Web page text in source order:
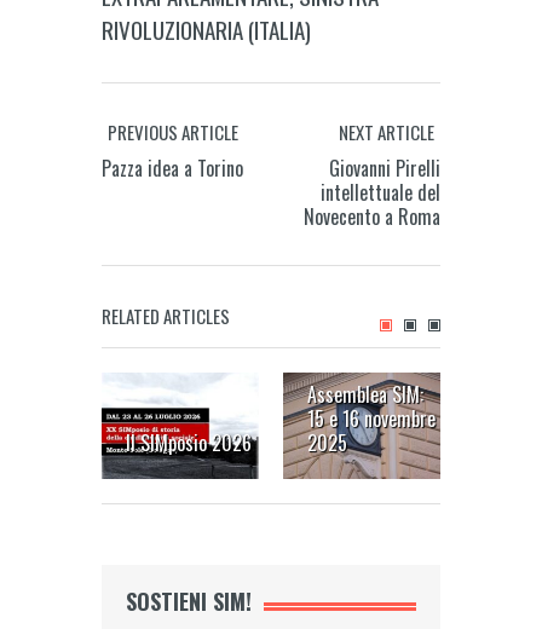
RIVOLUZIONARIA (ITALIA)
PREVIOUS ARTICLE
Pazza idea a Torino
NEXT ARTICLE
Giovanni Pirelli
intellettuale del
Novecento a Roma
RELATED ARTICLES
Il SIMposio 2026
Assemblea SIM:
15 e 16 novembre
2025
SOSTIENI SIM!